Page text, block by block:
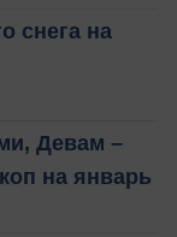
снега на
Девам –
на январь